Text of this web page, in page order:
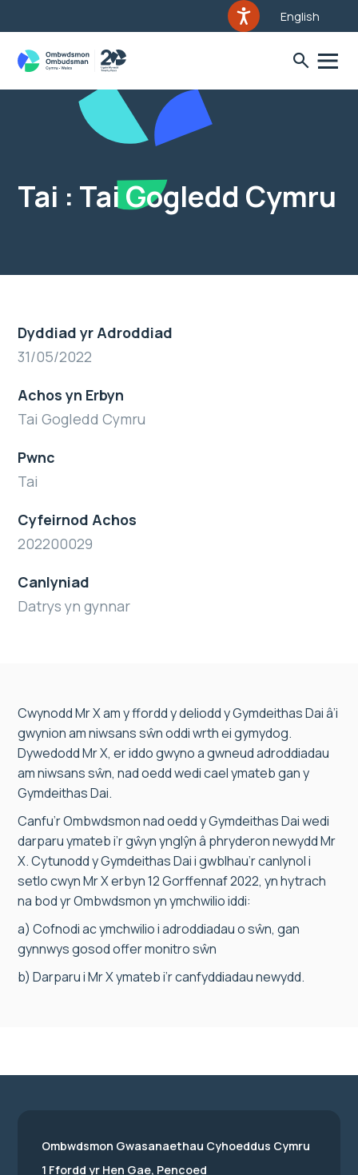
English
Tai : Tai Gogledd Cymru
Dyddiad yr Adroddiad
31/05/2022
Achos yn Erbyn
Tai Gogledd Cymru
Pwnc
Tai
Cyfeirnod Achos
202200029
Canlyniad
Datrys yn gynnar
Cwynodd Mr X am y ffordd y deliodd y Gymdeithas Dai â’i
gwynion am niwsans sŵn oddi wrth ei gymydog.
Dywedodd Mr X, er iddo gwyno a gwneud adroddiadau
am niwsans sŵn, nad oedd wedi cael ymateb gan y
Gymdeithas Dai.
Canfu’r Ombwdsmon nad oedd y Gymdeithas Dai wedi
darparu ymateb i’r gŵyn ynglŷn â phryderon newydd Mr
X. Cytunodd y Gymdeithas Dai i gwblhau’r canlynol i
setlo cwyn Mr X erbyn 12 Gorffennaf 2022, yn hytrach
na bod yr Ombwdsmon yn ymchwilio iddi:
a) Cofnodi ac ymchwilio i adroddiadau o sŵn, gan
gynnwys gosod offer monitro sŵn
b) Darparu i Mr X ymateb i’r canfyddiadau newydd.
Ombwdsmon Gwasanaethau Cyhoeddus Cymru
1 Ffordd yr Hen Gae, Pencoed